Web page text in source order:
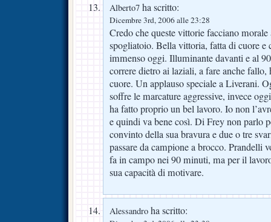
Alberto7 ha scritto:
Dicembre 3rd, 2006 alle 23:28
Credo che queste vittorie facciano
spogliatoio. Bella vittoria, fatta di cuore e
immenso oggi. Illuminante davanti e al
correre dietro ai laziali, a fare anche fallo,
cuore. Un applauso speciale a Liverani.
soffre le marcature aggressive, invece
ha fatto proprio un bel lavoro. Io non
e quindi va bene così. Di Frey non parlo
convinto della sua bravura e due o tre
passare da campione a brocco. Prandelli
fa in campo nei 90 minuti, ma per il
sua capacità di motivare.
Alessandro ha scritto: